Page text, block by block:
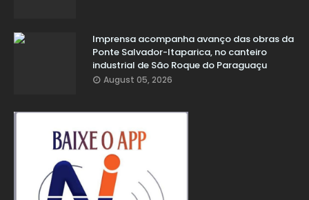
Imprensa acompanha avanço das obras da
Ponte Salvador-Itaparica, no canteiro
industrial de São Roque do Paraguaçu
August 05, 2026